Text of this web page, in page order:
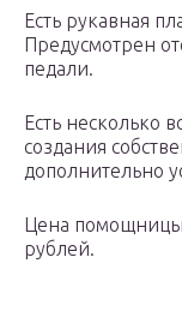
Есть рукавная
Предусмотрен
педали.
Есть несколько
создания
дополнительно
Цена
рублей.